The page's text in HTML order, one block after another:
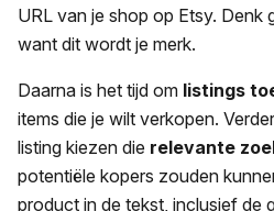
URL van je shop op Etsy. Denk
want dit wordt je merk.
Daarna is het tijd om listings
items die je wilt verkopen.
listing kiezen die relevante
potentiële kopers zouden
product in de tekst, inclusief de